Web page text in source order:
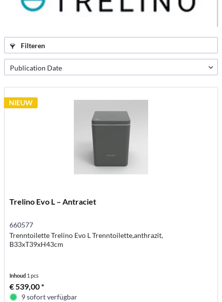
Filteren
NIEUW
Trelino Evo L – Antraciet
660577
Trenntoilette Trelino Evo L Trenntoilette,anthrazit,
B33xT39xH43cm
Inhoud 1 pcs
€ 539,00 *
9 sofort verfügbar